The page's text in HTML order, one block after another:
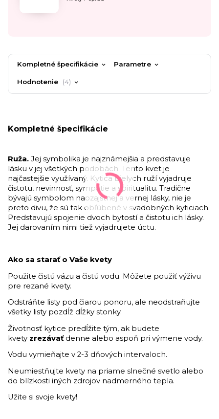
Kompletné špecifikácie Parametre
Hodnotenie 4
Kompletné špecifikácie
Ruža. Jej symbolika je najznámejšia a predstavuje
lásku v jej všetkých podobách. Tento kvet je
najčastejšie využívaný. Kytica bielych ruží vyjadruje
čistotu, nevinnosť, sympatie a spiritualitu. Tradične
bývajú symbolom naozajstnej a vernej lásky, nie je
preto divu, že sú tak obľúbené v svadobných kyticiach.
Predstavujú spojenie dvoch bytostí a čistotu ich lásky.
Jej darovaním nimi tiež vyjadrujete úctu.
Ako sa starať o Vaše kvety
Použite čistú vázu a čistú vodu. Môžete použiť výživu
pre rezané kvety.
Odstráňte listy pod čiarou ponoru, ale neodstraňujte
všetky listy pozdĺž dĺžky stonky.
Životnosť kytice predĺžite tým, ak budete
kvety zrezávaťdenne alebo aspoň pri výmene vody.
Vodu vymieňajte v 2-3 dňových intervaloch.
Neumiestňujte kvety na priame slnečné svetlo alebo
do blízkosti iných zdrojov nadmerného tepla.
Užite si svoje kvety!